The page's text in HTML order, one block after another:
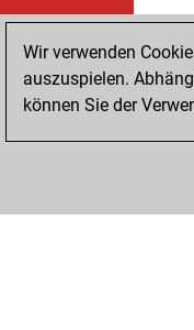
Wir verwenden
auszuspielen.
können Sie der